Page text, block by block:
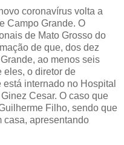
coronavírus volta a
Campo Grande. O
de Mato Grosso do
de que, dos dez
ao menos seis
eles, o diretor de
internado no Hospital
Cesar. O caso que
Filho, sendo que
casa, apresentando